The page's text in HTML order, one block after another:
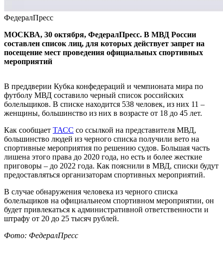
ФедералПресс
МОСКВА, 30 октября, ФедералПресс. В МВД России
составлен список лиц, для которых действует запрет на
посещение мест проведения официальных спортивных
мероприятий
В преддверии Кубка конфедераций и чемпионата мира по
футболу МВД составило черный список российских
болельщиков. В списке находится 538 человек, из них 11 –
женщины, большинство из них в возрасте от 18 до 45 лет.
Как сообщает ТАСС со ссылкой на представителя МВД,
большинство людей из черного списка получили вето на
спортивные мероприятия по решению судов. Большая часть
лишена этого права до 2020 года, но есть и более жесткие
приговоры – до 2022 года. Как пояснили в МВД, списки будут
предоставляться организаторам спортивных мероприятий.
В случае обнаружения человека из черного списка
болельщиков на официальнеом спортивном мероприятии, он
будет привлекаться к административной ответственности и
штрафу от 20 до 25 тысяч рублей.
Фото: ФедералПресс